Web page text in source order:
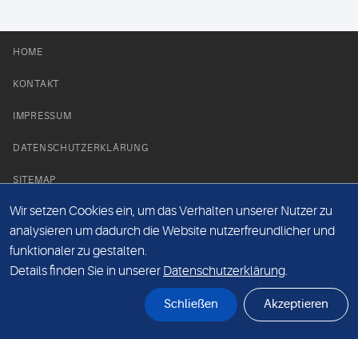
HOME
KONTAKT
IMPRESSUM
DATENSCHUTZERKLÄRUNG
SITEMAP
NEWS PARTNER
Wir setzen Cookies ein, um das Verhalten unserer Nutzer zu
analysieren um dadurch die Website nutzerfreundlicher und
funktionaler zu gestalten.
Details finden Sie in unserer Datenschutzerklärung.
Schließen Akzeptieren